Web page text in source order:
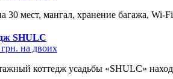
30 мест, мангал, хранение багажа, Wi-
SHULC
на двоих
коттедж усадьбы «SHULC»